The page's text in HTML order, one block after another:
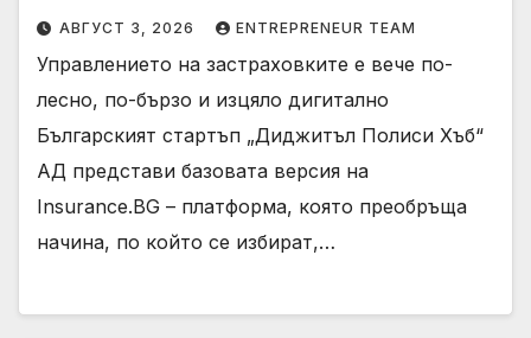
АВГУСТ 3, 2026 ENTREPRENEUR TEAM
Управлението на застраховките е вече по-
лесно, по-бързо и изцяло дигитално
Българският стартъп „Диджитъл Полиси Хъб“
АД представи базовата версия на
Insurance.BG – платформа, която преобръща
начина, по който се избират,…